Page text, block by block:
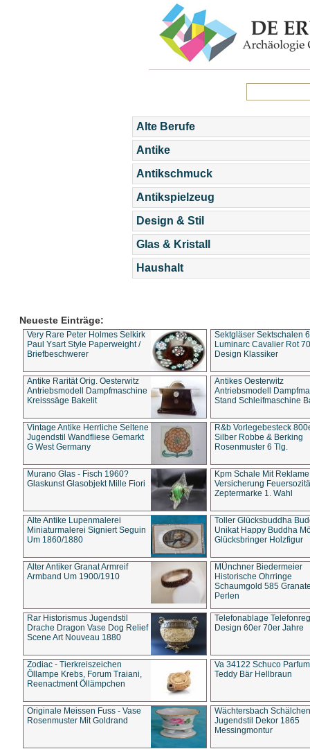
Alte Berufe
Antike
Antikschmuck
Antikspielzeug
Design & Stil
Glas & Kristall
Haushalt
Neueste Einträge:
Very Rare Peter Holmes Selkirk
Paul Ysart Style Paperweight /
Briefbeschwerer
Sektgläser Sektschalen
Luminarc Cavalier Rot
Design Klassiker
Antike Rarität Orig. Oesterwitz
Antriebsmodell Dampfmaschine
Kreisssäge Bakelit
Antikes Oesterwitz
Antriebsmodell
Stand Schleifmaschine
Vintage Antike Herrliche Seltene
Jugendstil Wandfliese Gemarkt
G West Germany
R&b Vorlegebesteck
Silber Robbe & Berking
Rosenmuster 6 Tlg.
Murano Glas - Fisch 1960?
Glaskunst Glasobjekt Mille Fiori
Kpm Schale Mit Reklame
Versicherung
Zeptermarke 1. Wahl
Alte Antike Lupenmalerei
Miniaturmalerei Signiert Seguin
Um 1860/1880
Toller Glücksbuddha
Unikat Happy Buddha
Glücksbringer Holzfigur
Alter Antiker Granat Armreif
Armband Um 1900/1910
MÜnchner Biedermeier
Historische Ohrringe
Schaumgold 585
Perlen
Rar Historismus Jugendstil
Drache Dragon Vase Dog Relief
Scene Art Nouveau 1880
Telefonablage
Design 60er 70er Jahre
Zodiac - Tierkreiszeichen
Öllampe Krebs, Forum Traiani,
Reenactment Öllämpchen
Va 34122 Schuco
Teddy Bär Hellbraun
Originale Meissen Fuss - Vase
Rosenmuster Mit Goldrand
Wächtersbach Schälchen
Jugendstil Dekor 1865
Messingmontur